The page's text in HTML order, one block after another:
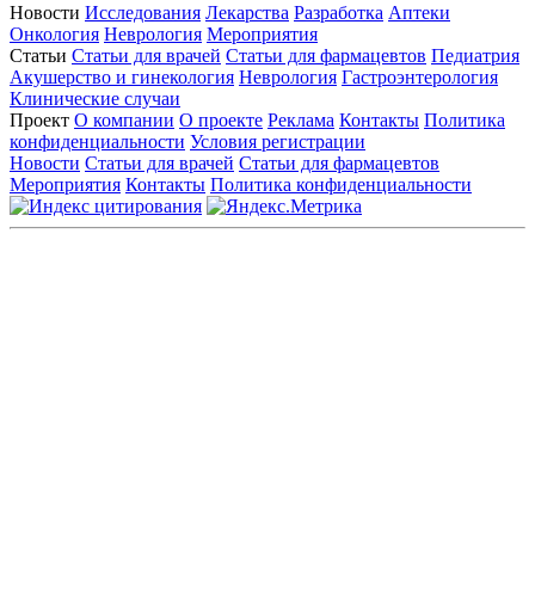
Новости Исследования Лекарства Разработка Аптеки
Онкология Неврология Мероприятия
Статьи Статьи для врачей Статьи для фармацевтов Педиатрия
Акушерство и гинекология Неврология Гастроэнтерология
Клинические случаи
Проект О компании О проекте Реклама Контакты Политика
конфиденциальности Условия регистрации
Новости Статьи для врачей Статьи для фармацевтов
Мероприятия Контакты Политика конфиденциальности